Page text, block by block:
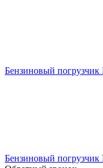
Бензиновый
Бензиновый